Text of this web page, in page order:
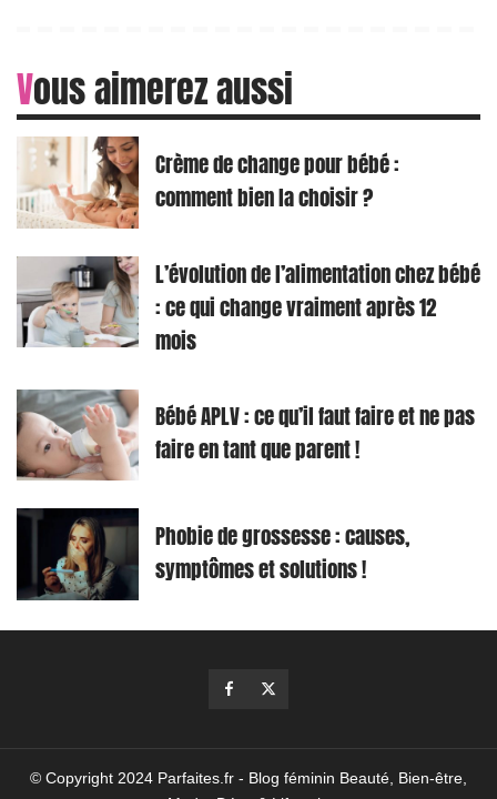
Vous aimerez aussi
Crème de change pour bébé :
comment bien la choisir ?
L’évolution de l’alimentation chez bébé
: ce qui change vraiment après 12
mois
Bébé APLV : ce qu’il faut faire et ne pas
faire en tant que parent !
Phobie de grossesse : causes,
symptômes et solutions !
© Copyright 2024 Parfaites.fr - Blog féminin Beauté, Bien-être,